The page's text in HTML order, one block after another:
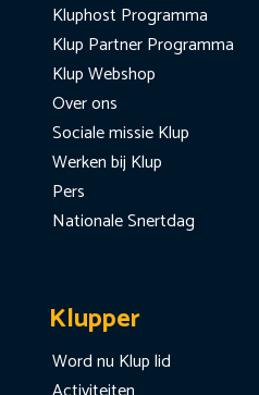
Kluphost Programma
Klup Partner Programma
Klup Webshop
Over ons
Sociale missie Klup
Werken bij Klup
Pers
Nationale Snertdag
Klupper
Word nu Klup lid